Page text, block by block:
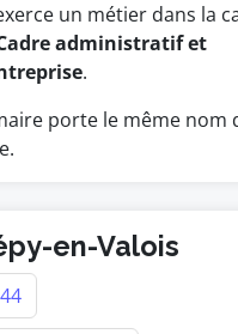
un métier dans la
administratif et
.
porte le même nom
en-Valois